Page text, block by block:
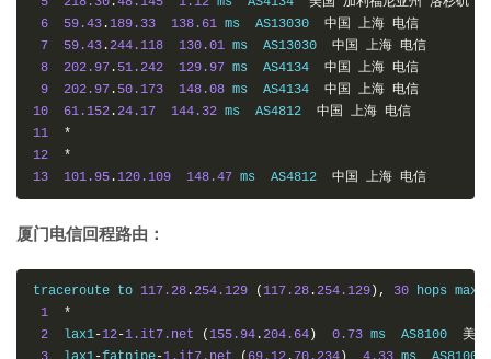
6
59.43 . 189.33 138.61 ms  AS13030 中国 上海 电信
7
59.43 .244.118 130.01 ms  AS13030 中国 上海 电信
8
202.97 . 51.242 129.97 ms  AS4134 中国 上海 电信
9
202.97 . 50.173 148.08 ms  AS4134 中国 上海 电信
10
61.152 .24.17 144.32 ms  AS4812 中国 上海 电信
11
*
12
*
13
101.95 . 120.109 148.47 ms  AS4812 中国 上海 电信
厦门电信回程路由：
traceroute to 117.28 .254.129 ( 117.28 .254.129), 30 hops max
1
*
2
  lax1
-12-1.it7.net ( 155.94 .204.64) 0.73 ms  AS8100 美国